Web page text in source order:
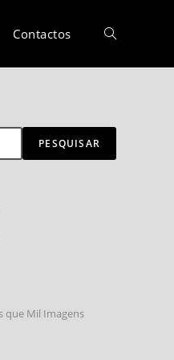
Contactos
PESQUISAR
que Mil Imagens